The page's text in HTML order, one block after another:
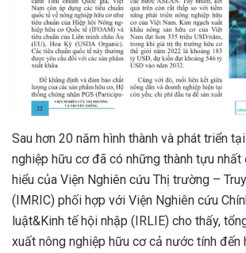
Sau hơn 20 năm hình thành và phát triển
nghiệp hữu cơ đã có những thành tựu nhất
hiểu của Viện Nghiên cứu Thị trường –
(IMRIC) phối hợp với Viện Nghiên cứu
luật&Kinh tế hội nhập (IRLIE) cho thấy,
xuất nông nghiệp hữu cơ cả nước tính đến